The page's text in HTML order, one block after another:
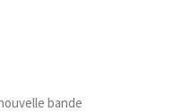
bande